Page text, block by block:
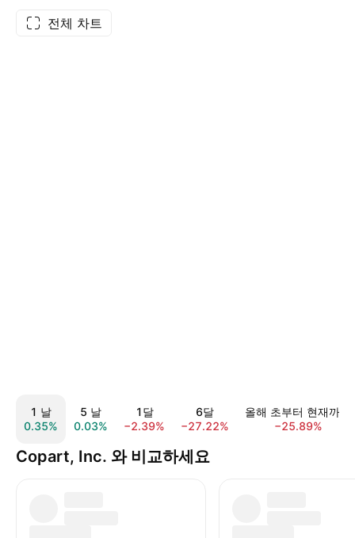
전체 차트
1 날
0.35%
5 날
0.03%
1달
−2.39%
6달
−27.22%
올해 초부터 현재까지
−25.89%
Copart, Inc. 와 비교하세요